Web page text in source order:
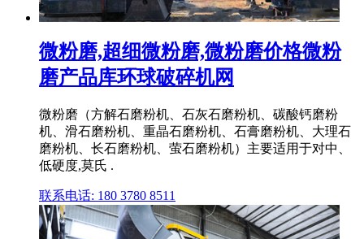
微粉磨,超细微粉磨,微粉磨价格微粉
磨产品库环球破碎机网
微粉磨（方解石磨粉机、石灰石磨粉机、碳酸钙磨粉
机、滑石磨粉机、重晶石磨粉机、石膏磨粉机、大理石
磨粉机、长石磨粉机、萤石磨粉机）主要适用于对中、
低硬度,莫氏 .
联系电话: 180 3780 8511